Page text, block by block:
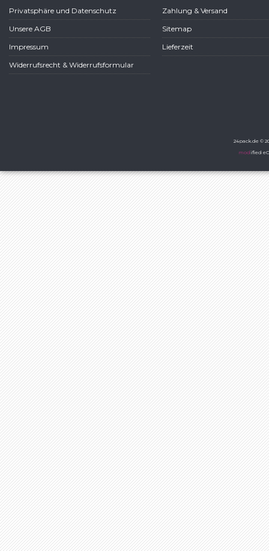
Privatsphäre und Datenschutz
Unsere AGB
Impressum
Widerrufsrecht & Widerrufsformular
Zahlung & Versand
Sitemap
Lieferzeit
24pack.de ©
modified